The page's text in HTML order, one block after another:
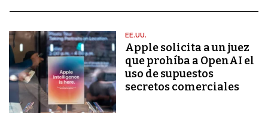
EE.UU.
Apple solicita a un juez
que prohíba a OpenAI el
uso de supuestos
secretos comerciales